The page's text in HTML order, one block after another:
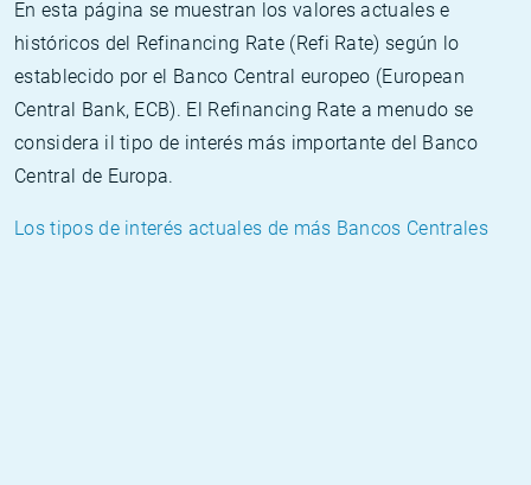
En esta página se muestran los valores actuales e
históricos del Refinancing Rate (Refi Rate) según lo
establecido por el Banco Central europeo (European
Central Bank, ECB). El Refinancing Rate a menudo se
considera il tipo de interés más importante del Banco
Central de Europa.
Los tipos de interés actuales de más Bancos Centrales